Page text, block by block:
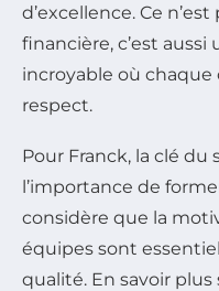
d’excellence. Ce
financière, c’est
incroyable où
respect.
Pour Franck, la clé du
l’importance de
considère que la
équipes sont
qualité. En savoir